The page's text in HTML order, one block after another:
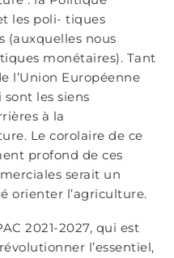
les poli- tiques
(auxquelles nous
monétaires). Tant
l’Union Européenne
les siens
à la
Le corolaire de ce
profond de ces
serait un
orienter l’agriculture.
2021-2027, qui est
l’essentiel,